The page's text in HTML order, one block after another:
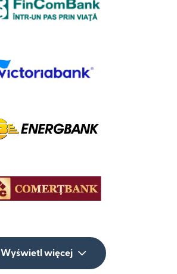
Wyświetl więcej